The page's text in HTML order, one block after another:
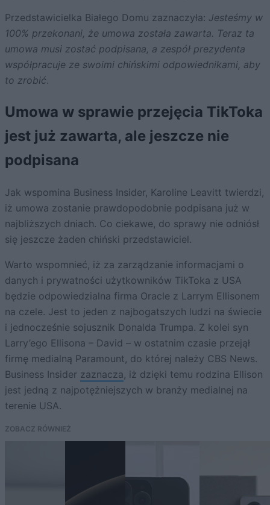
Przedstawicielka Białego Domu zaznaczyła: Jesteśmy w
100% przekonani, że umowa została zawarta. Teraz ta
umowa musi zostać podpisana, a zespół prezydenta
współpracuje ze swoimi chińskimi odpowiednikami, aby
to zrobić.
Umowa w sprawie przejęcia TikToka
jest już zawarta, ale jeszcze nie
podpisana
Jak wspomina Business Insider, Karoline Leavitt twierdzi,
iż umowa zostanie prawdopodobnie podpisana już w
najbliższych dniach. Co ciekawe, do sprawy nie odniósł
się jeszcze żaden chiński przedstawiciel.
Warto wspomnieć, iż za zarządzanie informacjami o
danych i prywatności użytkowników TikToka z USA
będzie odpowiedzialna firma Oracle z Larrym Ellisonem
na czele. Jest to jeden z najbogatszych ludzi na świecie
i jednocześnie sojusznik Donalda Trumpa. Z kolei syn
Larry’ego Ellisona – David – w ostatnim czasie przejął
firmę medialną Paramount, do której należy CBS News.
Business Insider zaznacza, iż dzięki temu rodzina Ellison
jest jedną z najpotężniejszych w branży medialnej na
terenie USA.
ZOBACZ RÓWNIEŻ